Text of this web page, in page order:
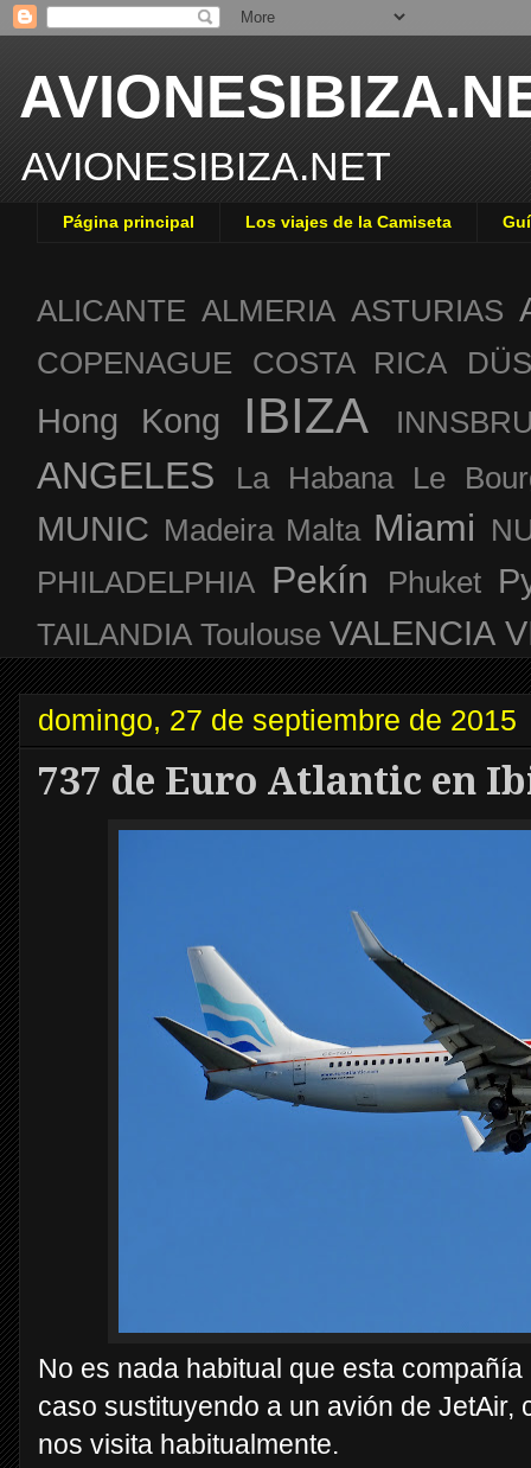
AVIONESIBIZA.NET
Página principal Los viajes de la Camiseta
ALICANTE ALMERIA ASTURIAS
COPENAGUE COSTA RICA
Hong Kong IBIZA
ANGELES La Habana Le
MUNIC Madeira Malta Miami
PHILADELPHIA Pekín Phuket
TAILANDIA Toulouse VALENCIA
domingo, 27 de septiembre de 2015
737 de Euro Atlantic en
No es nada habitual que esta
caso sustituyendo a un avión de JetAir,
nos visita habitualmente.